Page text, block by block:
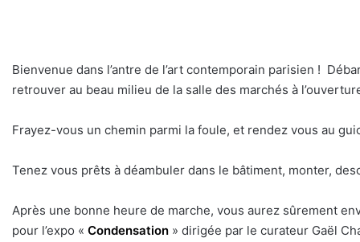
Bienvenue dans l’antre de l’art contemporain parisien !
retrouver au beau milieu de la salle des marchés à
Frayez-vous un chemin parmi la foule, et rendez vous au
Tenez vous prêts à déambuler dans le bâtiment, monter,
Après une bonne heure de marche, vous aurez sûrement
pour l’expo « Condensation » dirigée par le curateur Gaël